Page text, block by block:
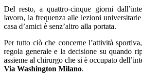
Del resto, a quattro-cinque giorni
lavoro, la frequenza alle lezioni
casa d’amici è senz’altro alla portata.
Per tutto ciò che concerne l’attività
regola generale e la decisione su quando
assieme al chirurgo che si è occupato
Via Washington Milano.